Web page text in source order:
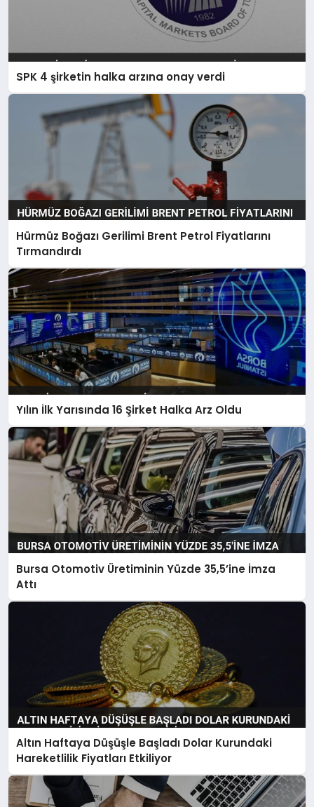
SPK 4 şirketin halka arzına onay verdi
Hürmüz Boğazı Gerilimi Brent Petrol Fiyatlarını
Tırmandırdı
Yılın İlk Yarısında 16 Şirket Halka Arz Oldu
Bursa Otomotiv Üretiminin Yüzde 35,5’ine İmza
Attı
Altın Haftaya Düşüşle Başladı Dolar Kurundaki
Hareketlilik Fiyatları Etkiliyor